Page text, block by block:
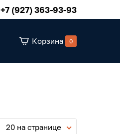
+7 (927) 363-93-93
Корзина 0
20 на странице